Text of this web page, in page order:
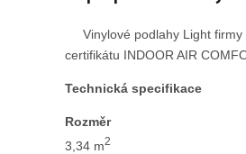
Vinylové podlahy Light
certifikátu INDOOR AIR
Technická specifikace
Rozměr
3,34 m2